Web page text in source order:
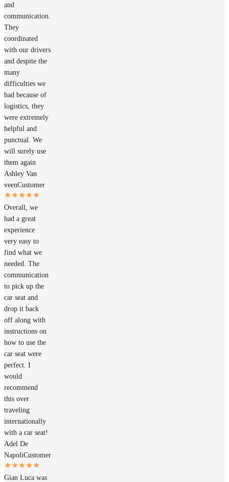
and
communication.
They
coordinated
with our drivers
and despite the
many
difficulties we
had because of
logistics, they
were extremely
helpful and
punctual. We
will surely use
them again
Ashley Van
veenCustomer
Overall, we
had a great
experience
very easy to
find what we
needed. The
communication
to pick up the
car seat and
drop it back
off along with
instructions on
how to use the
car seat were
perfect. I
would
recommend
this over
traveling
internationally
with a car seat!
Adel De
NapoliCustomer
Gian Luca was